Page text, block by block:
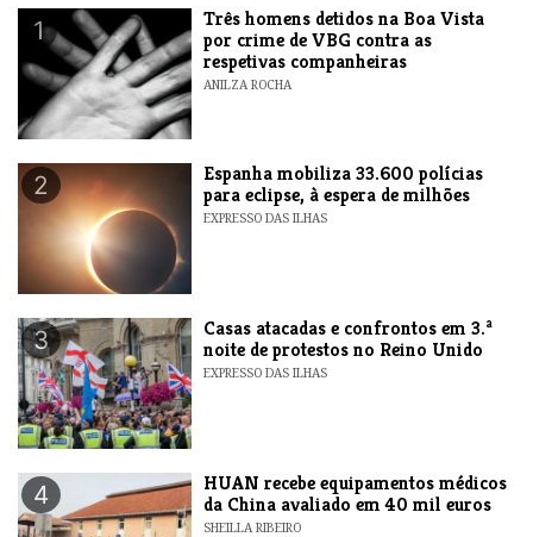
1
Três homens detidos na Boa Vista
por crime de VBG contra as
respetivas companheiras
ANILZA ROCHA
2
Espanha mobiliza 33.600 polícias
para eclipse, à espera de milhões
EXPRESSO DAS ILHAS
3
Casas atacadas e confrontos em 3.ª
noite de protestos no Reino Unido
EXPRESSO DAS ILHAS
4
HUAN recebe equipamentos médicos
da China avaliado em 40 mil euros
SHEILLA RIBEIRO